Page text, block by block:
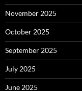
November 2025
October 2025
September 2025
July 2025
June 2025